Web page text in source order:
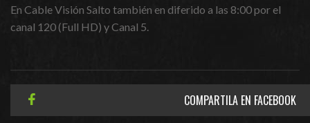
En Cable Visión Salto también en diferido a las 8:00 por el
canal 120 (Full HD) y Canal 5.
COMPARTILA EN FACEBOOK